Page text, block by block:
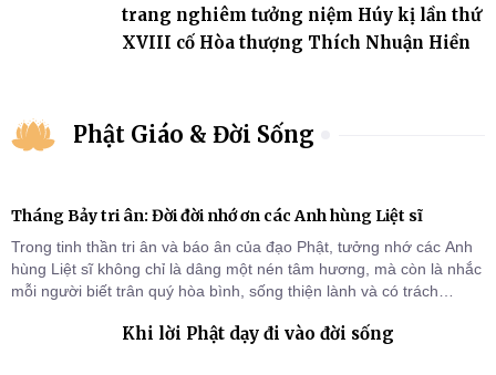
trang nghiêm tưởng niệm Húy kị lần thứ
XVIII cố Hòa thượng Thích Nhuận Hiền
Phật Giáo & Đời Sống
Tháng Bảy tri ân: Đời đời nhớ ơn các Anh hùng Liệt sĩ
Trong tinh thần tri ân và báo ân của đạo Phật, tưởng nhớ các Anh
hùng Liệt sĩ không chỉ là dâng một nén tâm hương, mà còn là nhắc
mỗi người biết trân quý hòa bình, sống thiện lành và có trách
Khi lời Phật dạy đi vào đời sống